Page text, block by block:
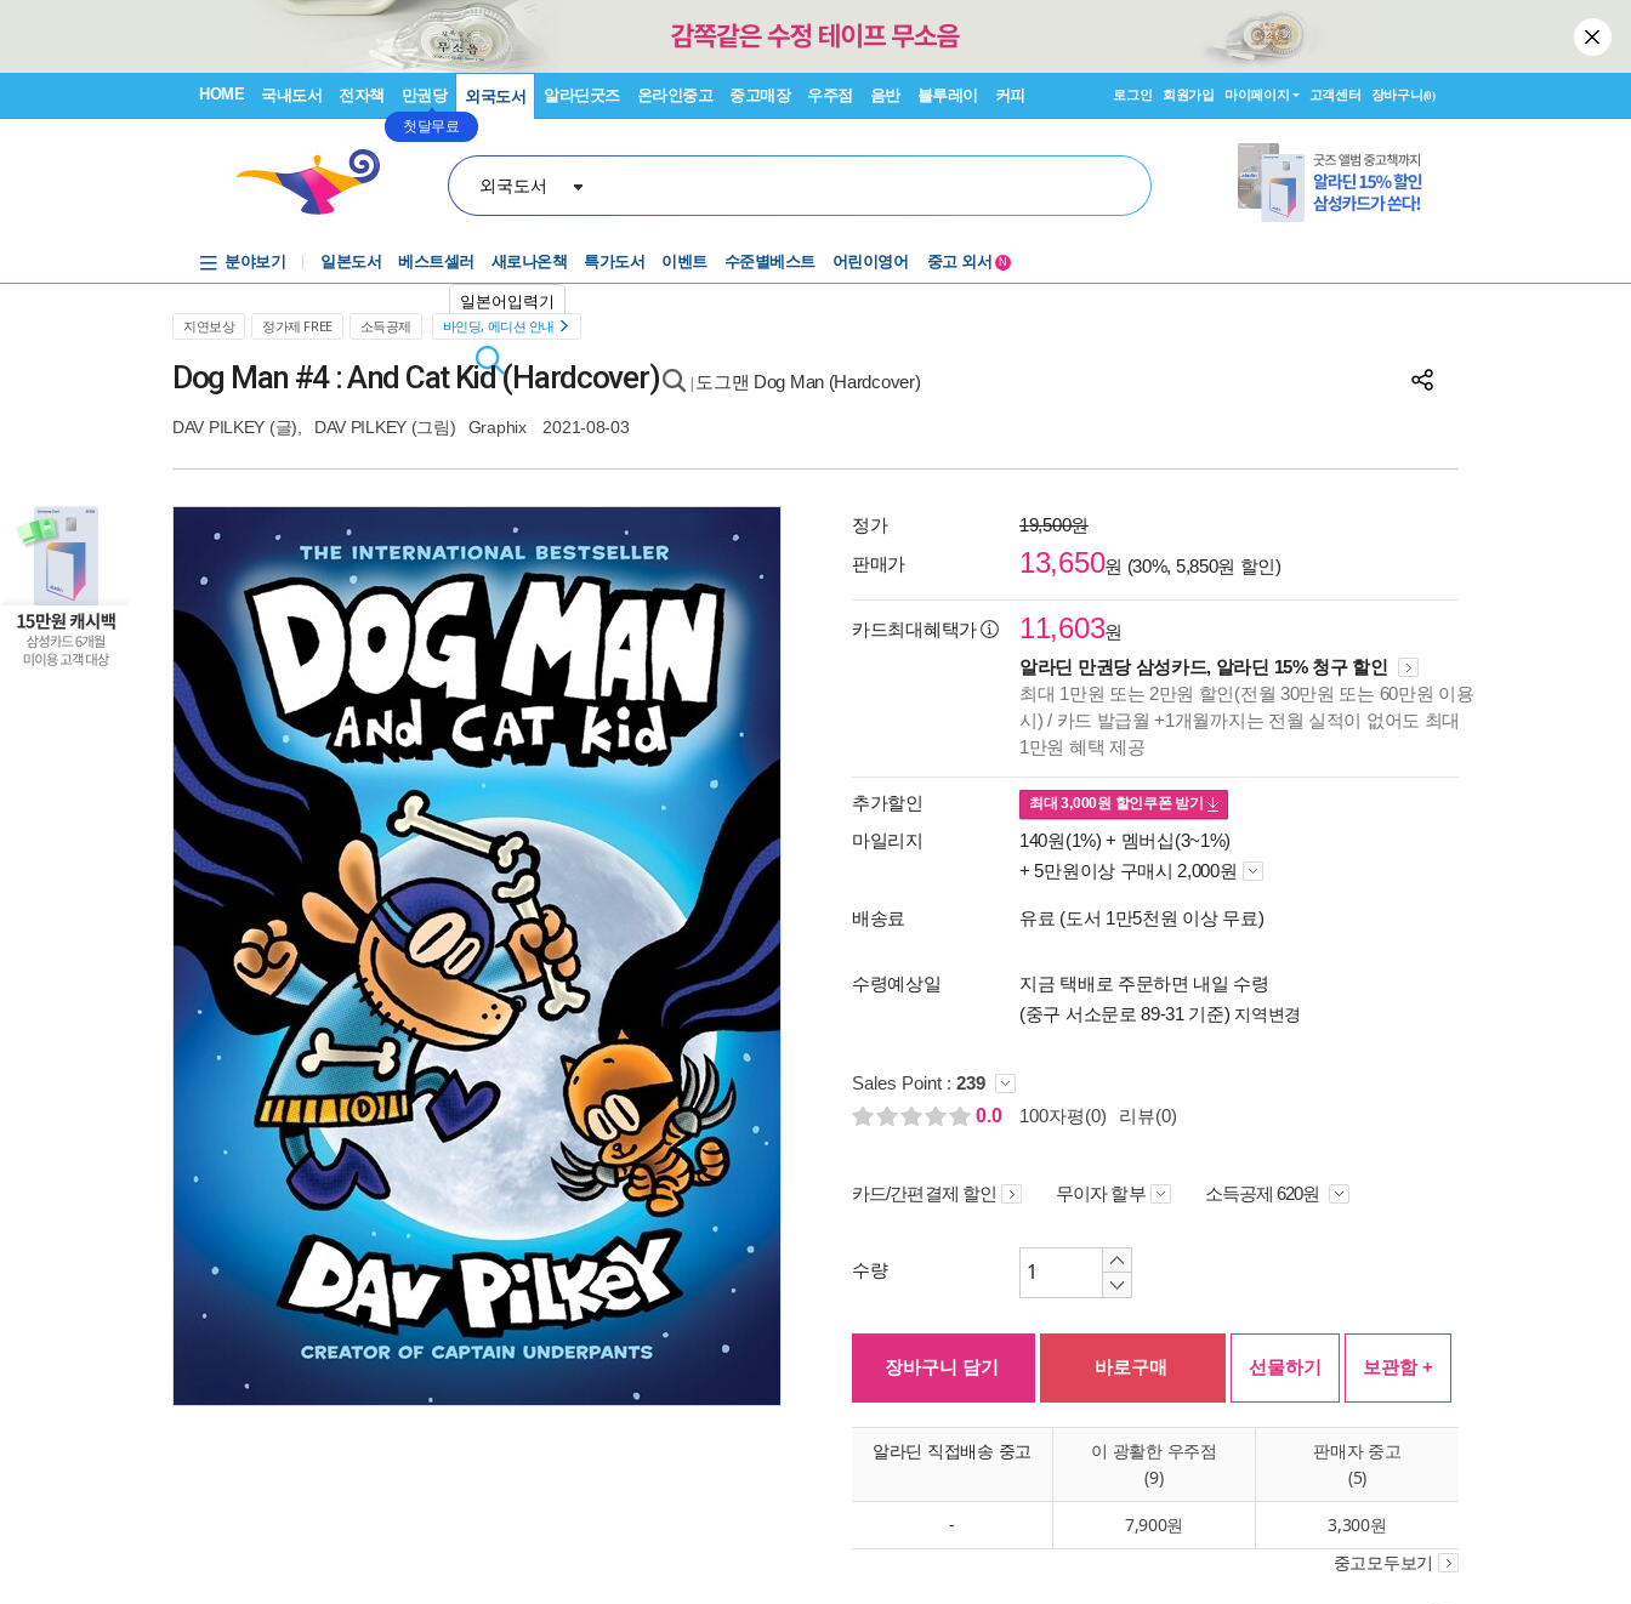
HOME 국내도서 전자책 만권당
첫달무료
외국도서 알라딘굿즈 온라인중고 중고매장 우주점 음반 블루레이 커피 로그인 회원가입 마이페이지 고객센터 장바구니(0)
외국도서
일본어입력기
분야보기 일본도서 베스트셀러 새로나온책 특가도서 이벤트
Lexile®
어린이영어
5백원부터
N
지연보상 정가제 FREE 소득공제 바인딩, 에디션 안내
Dog Man #4 : And Cat Kid (Hardcover) 도그맨 Dog Man (Hardcover)
DAV PILKEY (글), DAV PILKEY (그림) Graphix 2021-08-03
정가
19,500원
판매가
13,650원 (30%, 5,850원 할인)
카드최대혜택가 11,603원
알라딘 만권당 삼성카드, 알라딘 15% 청구 할인
최대 1만원 또는 2만원 할인(전월 30만원 또는 60만원 이용
시) / 카드 발급월 +1개월까지는 전월 실적이 없어도 최대
1만원 혜택 제공
추가할인 최대3,000원 할인쿠폰 받기
마일리지 140원(1%) + 멤버십(3~1%)
+ 5만원이상 구매시 2,000원
배송료 유료 (도서 1만5천원 이상 무료)
수령예상일
지금 택배로 주문하면 내일 수령
(중구 서소문로 89-31 기준) 지역변경
Sales Point : 239
0.0
100자평(0) 리뷰(0)
카드/간편결제 할인 무이자 할부 소득공제 620원
수량
장바구니 담기 바로구매 선물하기 보관함 +
알라딘 직접배송 중고
이 광활한 우주점
(9)
판매자 중고
(5)
- 7,900원 3,300원
중고모두보기